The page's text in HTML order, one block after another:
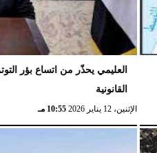
العليمي يحذّر من اتساع بؤر
القانونية
الإثنين، 12 يناير 2026 10:55 مـ